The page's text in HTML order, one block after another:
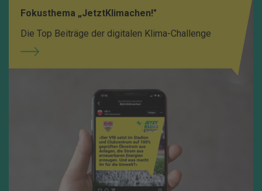
Fokusthema „JetztKlimachen!"
Die Top Beiträge der digitalen Klima-Challenge